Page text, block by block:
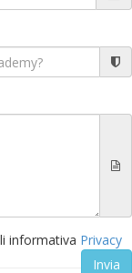
informativa Privacy